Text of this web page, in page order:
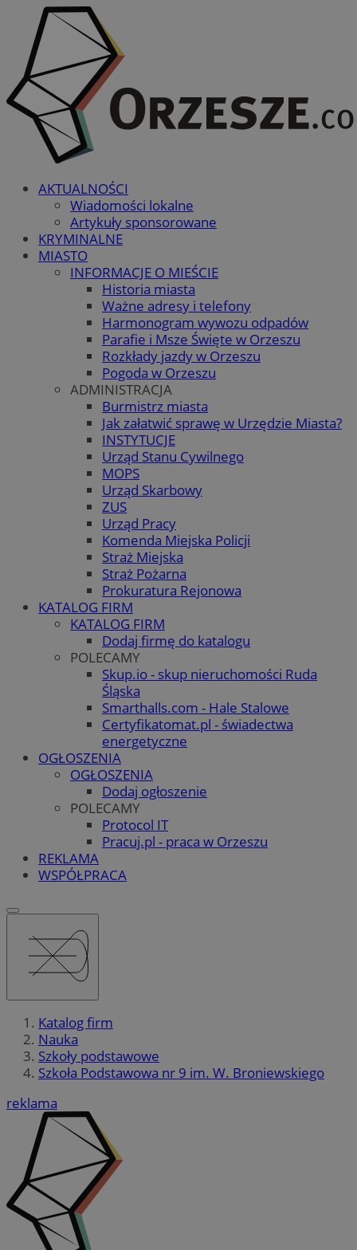
AKTUALNOŚCI
Wiadomości lokalne
Artykuły sponsorowane
KRYMINALNE
MIASTO
INFORMACJE O MIEŚCIE
Historia miasta
Ważne adresy i telefony
Harmonogram wywozu odpadów
Parafie i Msze Święte w Orzeszu
Rozkłady jazdy w Orzeszu
Pogoda w Orzeszu
ADMINISTRACJA
Burmistrz miasta
Jak załatwić sprawę w Urzędzie Miasta?
INSTYTUCJE
Urząd Stanu Cywilnego
MOPS
Urząd Skarbowy
ZUS
Urząd Pracy
Komenda Miejska Policji
Straż Miejska
Straż Pożarna
Prokuratura Rejonowa
KATALOG FIRM
KATALOG FIRM
Dodaj firmę do katalogu
POLECAMY
Skup.io - skup nieruchomości Ruda
Śląska
Smarthalls.com - Hale Stalowe
Certyfikatomat.pl - świadectwa
energetyczne
OGŁOSZENIA
OGŁOSZENIA
Dodaj ogłoszenie
POLECAMY
Protocol IT
Pracuj.pl - praca w Orzeszu
REKLAMA
WSPÓŁPRACA
Katalog firm
Nauka
Szkoły podstawowe
Szkoła Podstawowa nr 9 im. W. Broniewskiego
reklama